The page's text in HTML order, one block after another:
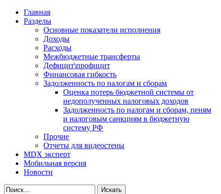
Главная
Разделы
Основные показатели исполнения
Доходы
Расходы
Межбюджетные трансферты
Дефицит\профицит
Финансовая гибкость
Задолженность по налогам и сборам
Оценка потерь бюджетной системы от
недополученных налоговых доходов
Задолженность по налогам и сборам, пеням
и налоговым санкциям в бюджетную
систему РФ
Прочие
Отчеты для видеостены
MDX эксперт
Мобильная версия
Новости